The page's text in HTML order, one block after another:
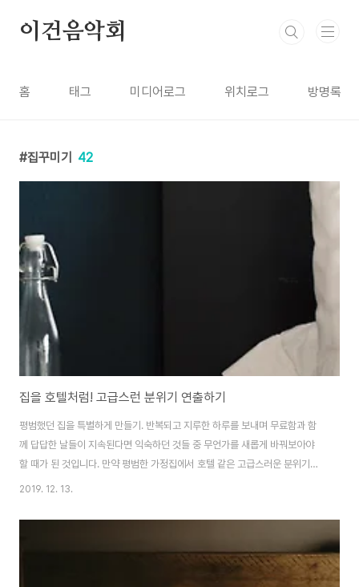
이건음악회
홈 태그 미디어로그 위치로그 방명록
집꾸미기 42
집을 호텔처럼! 고급스런 분위기 연출하기
평범했던 집을 특별하게 만들기. 반복되고 지루한 하루를 보내며 무료함과 함
께 답답한 날들이 지속된다면 익숙하던 것들 중 무언가를 새롭게 바꿔보아야
할 때가 된 것입니다. 만약 평범한 가정집에서 호텔 같은 고급스러운 분위기를
풍기면 나도 모르게 기분이 UP 되지 않을까요? 하루하루를 더 특별하게 만드
는 특별한 조명은 필수! 펜던트와 매립등, 간접등 등 다양한 조명 중에서 집 안
을 더욱 멋지게 연출해줄 드라마틱한 조명을 선택해보세요! 다양한 디자인의
조명이 있는 만큼, 자신이 추구하는 스타일에 맞게 적절한 아이템을 찾아 집안
에 설치한다면 특별한 인테리어에 한 발짝 더 다가갈 수 있습니다. 화이트 침구
2019. 12. 13.